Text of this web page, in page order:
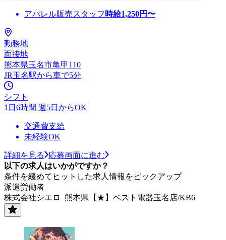
アパレル販売スタッフ 時給1,250円〜
勤務地
面接地
熊本県玉名市亀甲110
JR玉名駅から車で5分
シフト
1日6時間 週5日からOK
交通費支給
未経験OK
詳細を見る
応募画面に進む
以下の求人はいかがですか？
条件を緩めてヒットした求人情報をピックアップ
派遣労働者
株式会社シエロ_熊本県【★】ベスト電器玉名店/KB6